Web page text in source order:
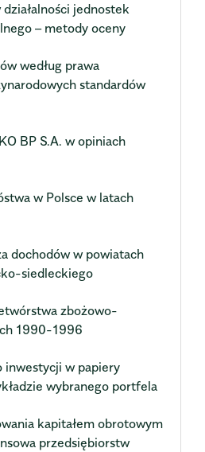
jednostek
– metody oceny
według prawa
standardów
BP S.A. w opiniach
w Polsce w latach
dochodów w powiatach
siedleckiego
zbożowo-
1990-1996
inwestycji w papiery
wybranego portfela
kapitałem obrotowym
przedsiębiorstw